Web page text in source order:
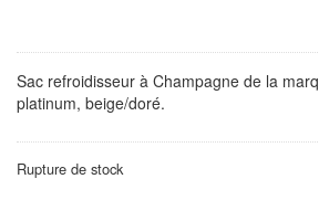
Sac refroidisseur à Champagne de la
platinum, beige/doré.
Rupture de stock